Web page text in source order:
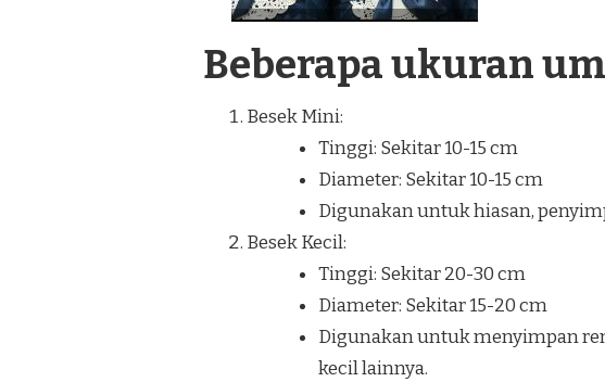
Beberapa ukuran
Besek Mini:
Tinggi: Sekitar 10-15 cm
Diameter: Sekitar 10-15 cm
Digunakan untuk hiasan,
Besek Kecil:
Tinggi: Sekitar 20-30 cm
Diameter: Sekitar 15-20 cm
Digunakan untuk menyimpan
kecil lainnya.